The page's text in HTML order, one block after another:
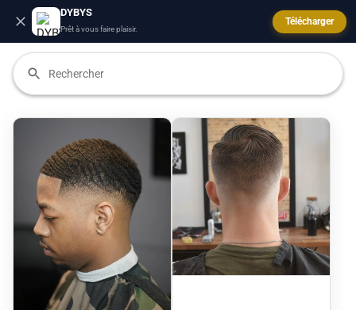
DYBYS
Prêt à vous faire plaisir.
Télécharger